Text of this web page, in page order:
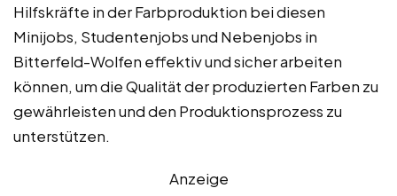
Hilfskräfte in der Farbproduktion bei diesen
Minijobs, Studentenjobs und Nebenjobs in
Bitterfeld-Wolfen effektiv und sicher arbeiten
können, um die Qualität der produzierten Farben zu
gewährleisten und den Produktionsprozess zu
unterstützen.
Anzeige